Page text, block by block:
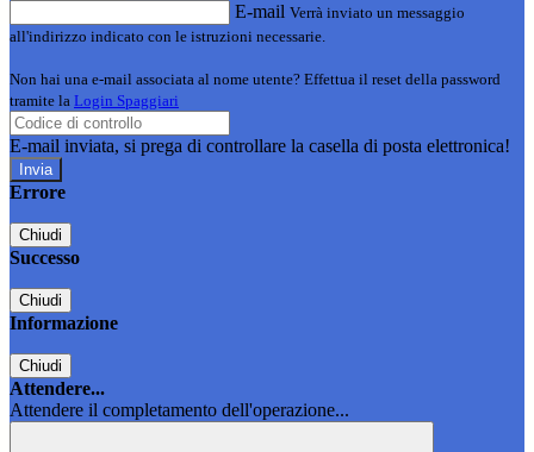
E-mail Verrà inviato un messaggio
all'indirizzo indicato con le istruzioni necessarie.
Non hai una e-mail associata al nome utente? Effettua il reset della password
tramite la Login Spaggiari
E-mail inviata, si prega di controllare la casella di posta elettronica!
Errore
Chiudi
Successo
Chiudi
Informazione
Chiudi
Attendere...
Attendere il completamento dell'operazione...